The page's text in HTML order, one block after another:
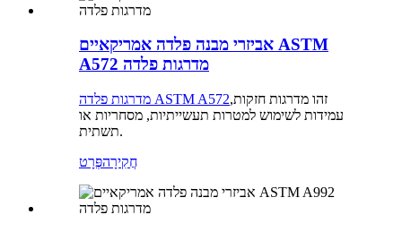
אביזרי מבנה פלדה אמריקאיים ASTM
A572 מדרגות פלדה
מדרגות פלדה ASTM A572זהו מדרגות חזקות,
עמידות לשימוש למטרות תעשייתיות, מסחריות או
תשתית.
חֲקִירָהפְּרָט